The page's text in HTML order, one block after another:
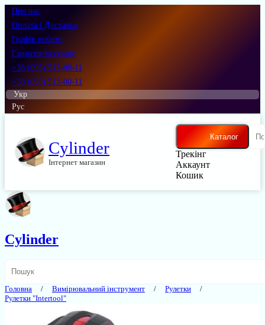
Про нас
Оплата і Доставка
Графік роботи
Гарантія та сервіс
+38 (095) 513-00-11
+38 (093) 513-00-11
Укр
Рус
Cylinder
Інтернет магазин
Каталог
Трекінг
Аккаунт
Кошик
Cylinder
Головна Вимірювальний інструмент
Рулетки
Рулетки "Intertool"